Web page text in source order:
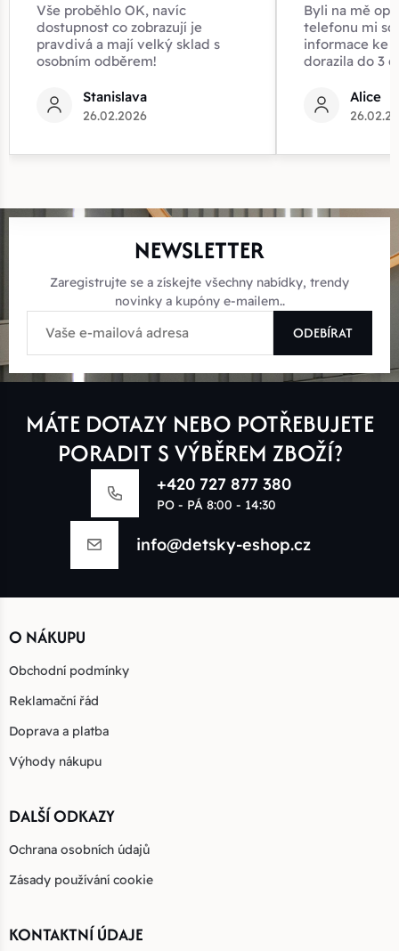
Vše proběhlo OK, navíc
dostupnost co zobrazují je
pravdivá a mají velký sklad s
osobním odběrem!
Stanislava
26.02.2026
Byli na mě
telefonu mi
informace ke
dorazila do 3
Alice
NEWSLETTER
Zaregistrujte se a získejte všechny nabídky, trendy
novinky a kupóny e-mailem..
ODEBÍRAT
MÁTE DOTAZY NEBO POTŘEBUJETE
PORADIT S VÝBĚREM ZBOŽÍ?
+420 727 877 380
PO - PÁ 8:00 - 14:30
info@detsky-eshop.cz
O NÁKUPU
Obchodní podmínky
Reklamační řád
Doprava a platba
Výhody nákupu
DALŠÍ ODKAZY
Ochrana osobních údajů
Zásady používání cookie
KONTAKTNÍ ÚDAJE